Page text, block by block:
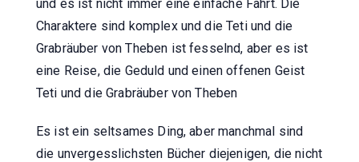
und es ist nicht immer eine einfache Fahrt. Die
Charaktere sind komplex und die Teti und die
Grabräuber von Theben ist fesselnd, aber es ist
eine Reise, die Geduld und einen offenen Geist
Teti und die Grabräuber von Theben
Es ist ein seltsames Ding, aber manchmal sind
die unvergesslichsten Bücher diejenigen, die nicht